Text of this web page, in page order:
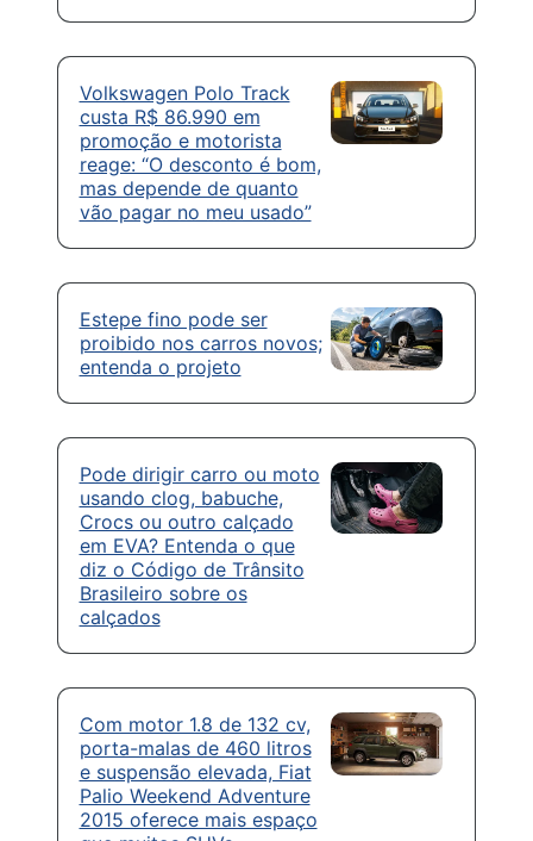
Volkswagen Polo Track
custa R$ 86.990 em
promoção e motorista
reage: “O desconto é bom,
mas depende de quanto
vão pagar no meu usado”
Estepe fino pode ser
proibido nos carros novos;
entenda o projeto
Pode dirigir carro ou moto
usando clog, babuche,
Crocs ou outro calçado
em EVA? Entenda o que
diz o Código de Trânsito
Brasileiro sobre os
calçados
Com motor 1.8 de 132 cv,
porta-malas de 460 litros
e suspensão elevada, Fiat
Palio Weekend Adventure
2015 oferece mais espaço